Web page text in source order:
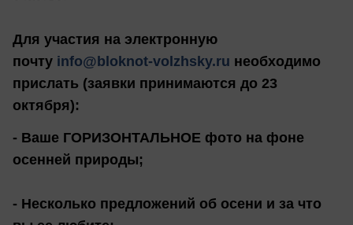
Для участия на электронную
почту info@bloknot-volzhsky.ru необходимо
прислать (заявки принимаются до 23
октября):
- Ваше ГОРИЗОНТАЛЬНОЕ фото на фоне
осенней природы;
- Несколько предложений об осени и за что